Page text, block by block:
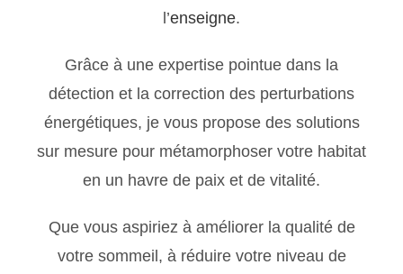
l’enseigne.
Grâce à une expertise pointue dans la
détection et la correction des perturbations
énergétiques, je vous propose des solutions
sur mesure pour métamorphoser votre habitat
en un havre de paix et de vitalité.
Que vous aspiriez à améliorer la qualité de
votre sommeil, à réduire votre niveau de